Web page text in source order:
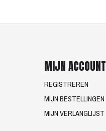
MIJN ACCOUNT
REGISTREREN
MIJN BESTELLINGEN
MIJN VERLANGLIJST